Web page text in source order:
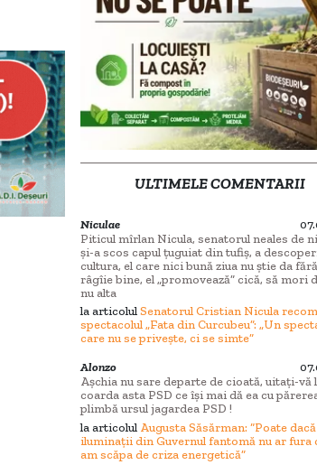
ULTIMELE COMENTARII
Niculae
Piticul mîrlan Nicula, senatorul neales de
și-a scos capul țuguiat din tufiș, a
cultura, el care nici bună ziua nu știe da
râgîie bine, el „promovează” cică, să mori
nu alta
la articolulSenatorul Cristian Nicula
spectacolul „Fata din Curcubeu”: „Un
care nu se privește, ci se simte”
Alonzo
Așchia nu sare departe de cioată, uitați-vă
coarda asta PSD ce își mai dă ea cu
plimbă ursul jagardea PSD !
la articolul Augusta Săsărman: “Poate dacă
iluminații din Guvernul fantomă nu ar fura
am scăpa de criza energetică”